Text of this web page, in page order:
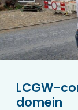
LCGW-
domein